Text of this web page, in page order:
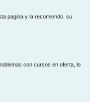
pagina y la recomiendo. su
con cursos en oferta, lo